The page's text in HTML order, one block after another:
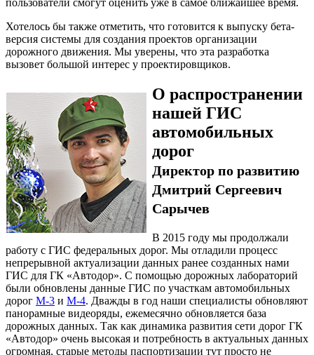
Хотелось бы также отметить, что готовится к выпуску бета-
версия системы для создания проектов организации
дорожного движения. Мы уверены, что эта разработка
вызовет большой интерес у проектировщиков.
О распространении
нашей ГИС
автомобильных
дорог
Директор по развитию
Дмитрий Сергеевич
Сарычев
В 2015 году мы продолжали
работу с ГИС федеральных дорог. Мы отладили процесс
непрерывной актуализации данных ранее созданных нами
ГИС для ГК «Автодор». С помощью дорожных лабораторий
были обновлены данные ГИС по участкам автомобильных
дорог М-3 и М-4. Дважды в год наши специалисты обновляют
панорамные видеоряды, ежемесячно обновляется база
дорожных данных. Так как динамика развития сети дорог ГК
«Автодор» очень высокая и потребность в актуальных данных
огромная, старые методы паспортизации тут просто не